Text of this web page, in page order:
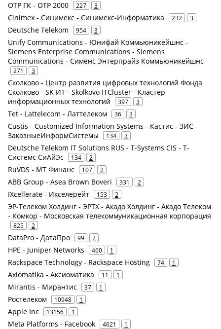
ОТР ГК - ОТР 2000 227 3
Cinimex - Синимекс - Синимекс-Информатика 232 3
Deutsche Telekom 954 3
Unify Communications - Юнифай Коммьюникейшнс -
Siemens Enterprise Communications - Siemens
Communications - Сименс Энтерпрайз Коммьюникейшнс
271 3
Сколково - Центр развития цифровых технологий Фонда
Сколково - SK ИТ - Skolkovo ITCluster - Кластер
информационных технологий
397 3
Tet - Lattelecom - Латтелеком 36 3
Custis - Customized Information Systems - Кастис - ЗИС -
ЗаказныеИнформСистемы
134 3
Deutsche Telekom IT Solutions RUS - T-Systems CIS - Т-
Системс СиАйЭс
134 2
RuVDS - МТ Финанс 107 2
ABB Group - Asea Brown Boveri 331 2
IXcellerate - Икселерейт 153 2
ЭР-Телеком Холдинг - ЭРТХ - Акадо Холдинг - Акадо Телеком
- Комкор - Московская телекоммуникационная корпорация
825 2
DataPro - ДатаПро 99 2
HPE - Juniper Networks 460 1
Rackspace Technology - Rackspace Hosting 74 1
Axiomatika - Аксиоматика 11 1
Mirantis - Мирантис 37 1
Ростелеком 10948 1
Apple Inc 13156 1
Meta Platforms - Facebook 4621 1